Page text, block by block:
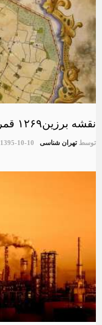
نقشه برزین۱۲۶۹ قمری(محمد شاه قاجار)
توسطتهران شناسی 1395-10-10